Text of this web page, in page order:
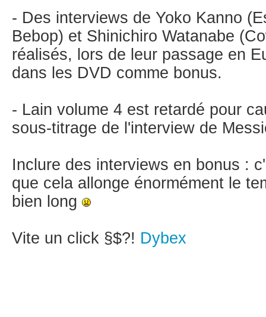
- Des interviews de Yoko Kanno
Bebop) et Shinichiro Watanabe
réalisés, lors de leur passage en
dans les DVD comme bonus.
- Lain volume 4 est retardé pour
sous-titrage de l'interview de
Inclure des interviews en bonus :
que cela allonge énormément le
bien long
Vite un click §$?! Dybex